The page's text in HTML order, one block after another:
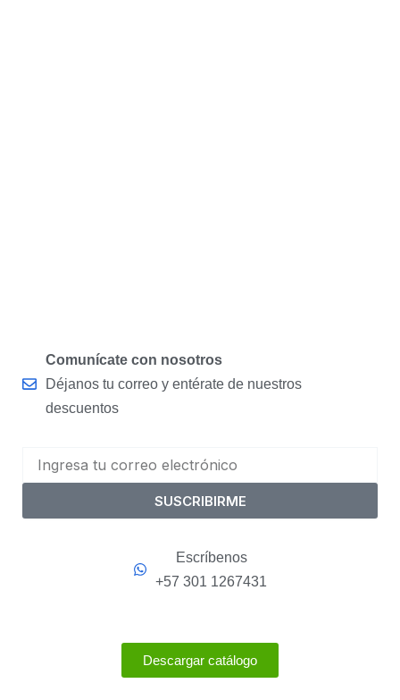
Comunícate con nosotros
Déjanos tu correo y entérate de nuestros
descuentos
SUSCRIBIRME
Escríbenos
+57 301 1267431
Descargar catálogo